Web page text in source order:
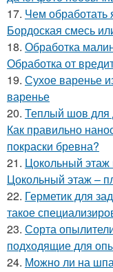
17. Чем обработать
Бордоская смесь
18. Обработка
Обработка от
19. Сухое варенье
варенье
20. Теплый шов для
Как правильно
покраски бревна?
21. Цокольный
Цокольный этаж –
22. Герметик для
такое
23. Сорта
подходящие для
24. Можно ли на